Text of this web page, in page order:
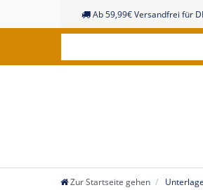
Ab 59,99€ Versandfrei für
Zur Startseite gehen